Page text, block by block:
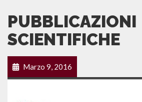
PUBBLICAZIONI
SCIENTIFICHE
Marzo 9, 2016